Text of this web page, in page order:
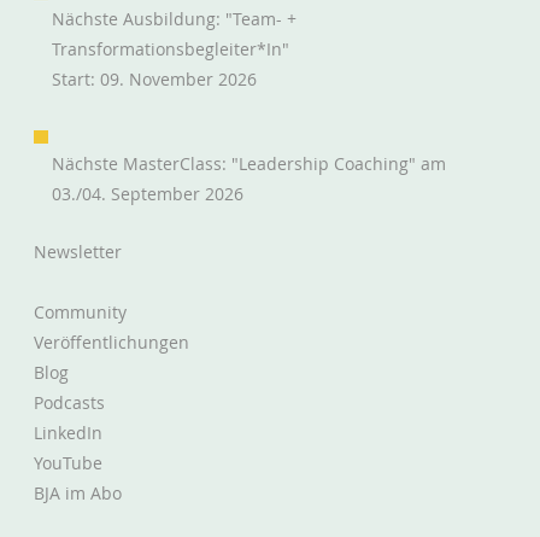
Newsletter
Community
Veröffentlichungen
Blog
Podcasts
LinkedIn
YouTube
BJA im Abo
Nächste Ausbildung: "Team- +
Transformationsbegleiter*in"
Start: 09. November 2026
Nächste MasterClass: "Leadership Coaching" am
03./04. September 2026